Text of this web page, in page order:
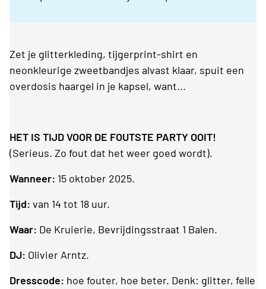
Zet je glitterkleding, tijgerprint-shirt en
neonkleurige zweetbandjes alvast klaar, spuit een
overdosis haargel in je kapsel, want...
HET IS TIJD VOOR DE FOUTSTE PARTY OOIT!
(Serieus. Zo fout dat het weer goed wordt).
Wanneer: 15 oktober 2025.
Tijd: van 14 tot 18 uur.
Waar: De Kruierie, Bevrijdingsstraat 1 Balen.
DJ: Olivier Arntz.
Dresscode: hoe fouter, hoe beter. Denk: glitter, felle